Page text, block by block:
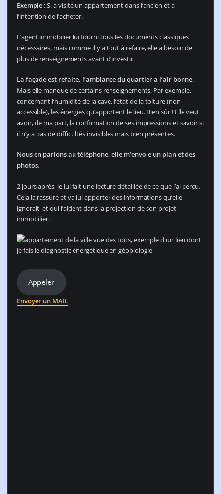
Exemple: S. a visité un appartement dans l’ancien et a
l’intention de l’acheter.
L’agent immobilier lui fourni tous les documents classiques
nécessaires, mais comme il y a tout à refaire, elle a besoin de
plus de renseignements avant d’investir.
La façade est refaite, l’ambiance du quartier a l’air bonne.
Mais elle manque de certains renseignements. Par exemple,
concernant l’humidité de la cave, l’état de la toiture (non
accessible), les énergies qu’apportent le lieu. Bien sûr ! Elle veut
avoir, de ma part, la confirmation de ses impressions et savoir si
il n’y a pas de difficultés invisibles mais bien présentes.
Nous en parlons au téléphone, elle m’envoie un plan et des
photos.
2 jours après, je lui fait une lecture détaillée de ce que j’ai perçu.
Cela la rassure et va lui apporter des informations qu’elle
ignorait, et qui l’aident dans la projection de son projet
immobilier.
Appeler
Envoyer un MAIL​